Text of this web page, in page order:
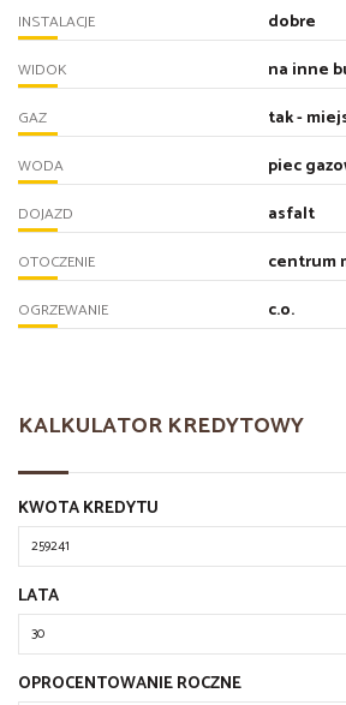
INSTALACJE dobre
WIDOK na inne
GAZ tak -
WODA piec
DOJAZD asfalt
OTOCZENIE centrum
OGRZEWANIE c.o.
KALKULATOR KREDYTOWY
KWOTA KREDYTU
LATA
OPROCENTOWANIE ROCZNE